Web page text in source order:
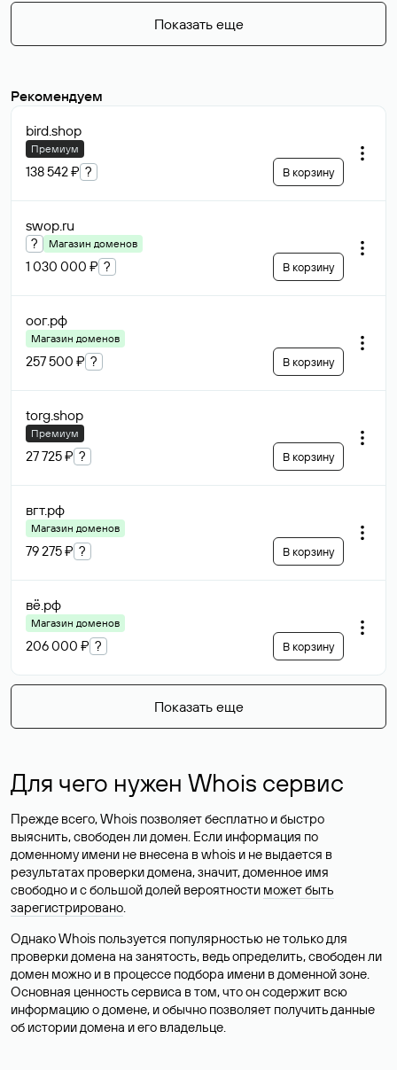
Показать еще
Рекомендуем
bird.shop
Премиум
138 542 ₽ ? В корзину
swop.ru
? Магазин доменов
1 030 000 ₽ ? В корзину
оог.рф
Магазин доменов
257 500 ₽ ? В корзину
torg.shop
Премиум
27 725 ₽ ? В корзину
вгт.рф
Магазин доменов
79 275 ₽ ? В корзину
вё.рф
Магазин доменов
206 000 ₽ ? В корзину
Показать еще
Для чего нужен Whois сервис
Прежде всего, Whois позволяет бесплатно и быстро
выяснить, свободен ли домен. Если информация по
доменному имени не внесена в whois и не выдается в
результатах проверки домена, значит, доменное имя
свободно и с большой долей вероятности может быть
зарегистрировано.
Однако Whois пользуется популярностью не только для
проверки домена на занятость, ведь определить, свободен ли
домен можно и в процессе подбора имени в доменной зоне.
Основная ценность сервиса в том, что он содержит всю
информацию о домене, и обычно позволяет получить данные
об истории домена и его владельце.